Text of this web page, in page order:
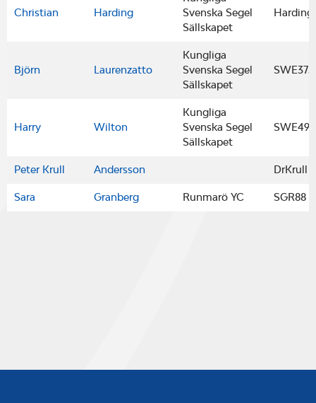
Christian Harding
Svenska Segel
Sällskapet
Harding
Björn Laurenzatto
Kungliga
Svenska Segel
Sällskapet
Harry Wilton
Kungliga
Svenska Segel
Sällskapet
Peter Krull Andersson DrKrull
Sara Granberg Runmarö YC SGR88